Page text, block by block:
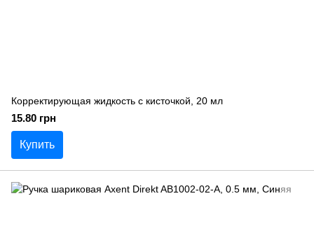
Корректирующая жидкость с кисточкой, 20 мл
15.80 грн
Купить